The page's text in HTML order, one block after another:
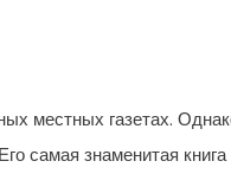
местных газетах.
самая знаменитая книга